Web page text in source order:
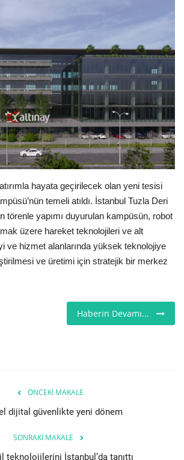
hayata geçirilecek olan yeni tesisi
temeli atıldı. İstanbul Tuzla Deri
törenle yapımı duyurulan kampüsün, robot
üzere hareket teknolojileri ve alt
ve hizmet alanlarında yüksek teknolojiye
ve üretimi için stratejik bir merkez
Haberin Devamı...
ÖNCEKI MAKALE
dijital güvenlikte yeni dönem
SONRAKI MAKALE
teknolojilerini İstanbul’da tanıttı